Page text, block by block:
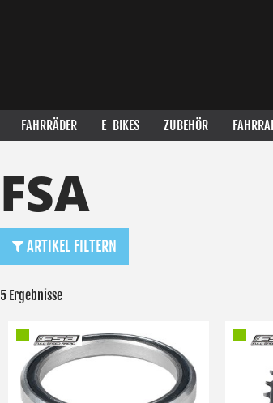
FAHRRÄDER E-BIKES ZUBEHÖR
FSA
ARTIKEL FILTERN
5 Ergebnisse